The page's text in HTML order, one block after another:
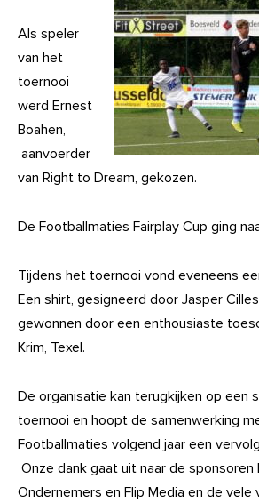
Als speler
van het
toernooi
werd Ernest
Boahen,
aanvoerder
van Right to Dream, gekozen.
De Footballmaties Fairplay Cup ging
Tijdens het toernooi vond eveneens
Een shirt, gesigneerd door Jasper
gewonnen door een enthousiaste
Krim, Texel.
De organisatie kan terugkijken op een
toernooi en hoopt de samenwerking
Footballmaties volgend jaar een
Onze dank gaat uit naar de
Ondernemers en Flip Media en de vele